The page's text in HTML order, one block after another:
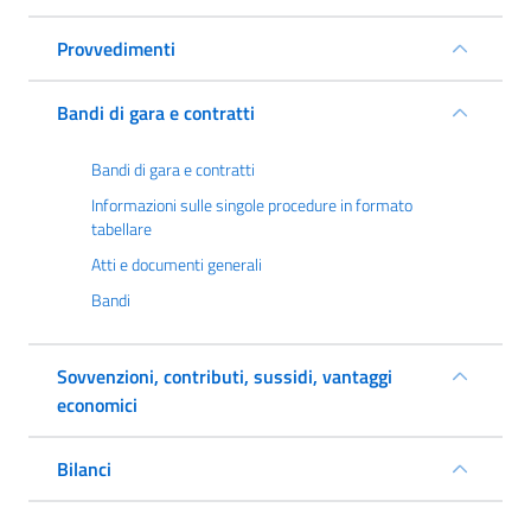
Provvedimenti
Bandi di gara e contratti
Bandi di gara e contratti
Informazioni sulle singole procedure in formato
tabellare
Atti e documenti generali
Bandi
Sovvenzioni, contributi, sussidi, vantaggi
economici
Bilanci